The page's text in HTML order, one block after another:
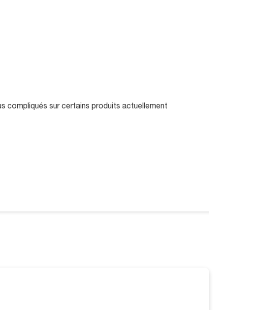
compliqués sur certains produits actuellement